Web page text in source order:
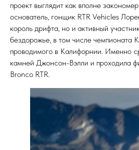
проект выглядит как вполне
основатель, гонщик RTR Vehicles
король дрифта, но и активный
бездорожье, в том числе чемпионата
проводимого в Калифорнии. Именно
камней Джонсон-Вэлли и проходила
Bronco RTR.